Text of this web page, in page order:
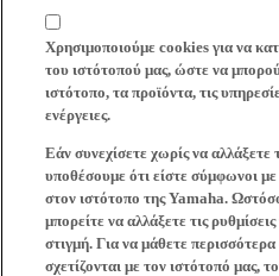
Χρησιμοποιούμε cookies για να
του ιστότοπού μας, ώστε να
ιστότοπο, τα προϊόντα, τις
ενέργειες.
Εάν συνεχίσετε χωρίς να αλλάξετε
υποθέσουμε ότι είστε σύμφωνοι
στον ιστότοπο της Yamaha.
μπορείτε να αλλάξετε τις
στιγμή. Για να μάθετε
σχετίζονται με τον ιστότοπό μας,